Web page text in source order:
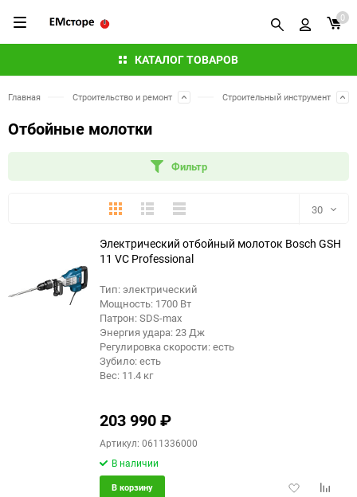
КАТАЛОГ ТОВАРОВ
0
Главная Строительство и ремонт Строительный инструмент
Отбойные молотки
Фильтр
ПлиткаПодробноКомпактно 30
30
Электрический отбойный молоток Bosch GSH
11 VC Professional
Тип: электрический
Мощность: 1700 Вт
Патрон: SDS-max
Энергия удара: 23 Дж
Регулировка скорости: есть
Зубило: есть
Вес: 11.4 кг
203 990₽
Артикул: 0611336000
В наличии
Добавить
В корзину